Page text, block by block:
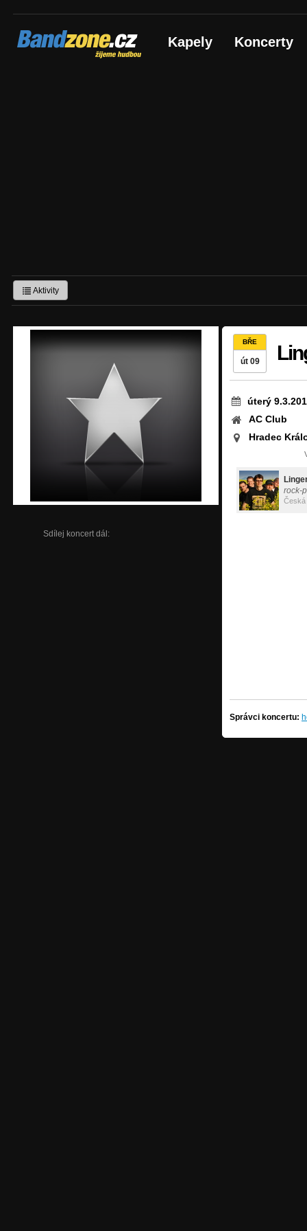
Bandzone.cz
žijeme hudbou Kapely Koncerty
Aktivity
Sdílej koncert dál:
BŘE
út 09
úterý
AC Club
Hradec
rock-
Česká
Správci koncertu: